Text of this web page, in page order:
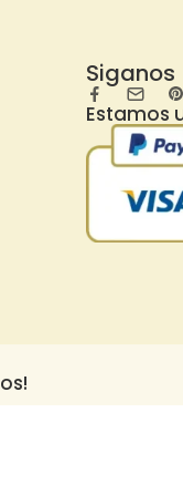
Siganos
Estamos